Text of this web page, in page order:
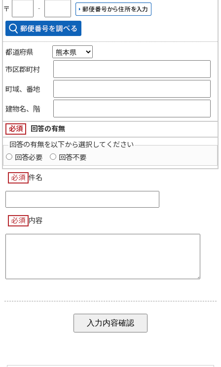
〒 ‐
都道府県
市区郡町村
町域、番地
建物名、階
必須
回答の有無
回答の有無を以下から選択してください
回答必要
回答不要
必須 件名
必須 内容